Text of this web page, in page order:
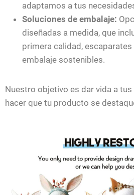
adaptamos a tus
Soluciones de embalaje:
diseñadas a medida, que
primera calidad,
embalaje sostenibles.
Nuestro objetivo es dar vida a
hacer que tu producto se